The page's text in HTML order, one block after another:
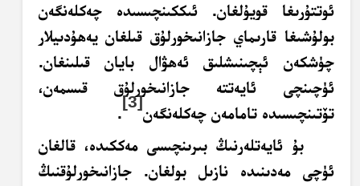
ئوتتۇرىغا قويۇلغان. ئىككىنچىسىدە چەكلەنگەن
بولۇشىغا قارىماي جازانىخورلۇق قىلغان يەھۇدىيلار
چۈشكەن ئېچىنىشلىق ئەھۋال بايان قىلىنغان.
ئۈچىنچى ئايەتتە جازانىخورلۇق قىسمەن،
تۆتىنچىسىدە تامامەن چەكلەنگەن
[3]
.
بۇ ئايەتلەرنىڭ بىرىنچىسى مەككىدە، قالغان
ئۈچى مەدىنىدە نازىل بولغان. جازانىخورلۇقنىڭ